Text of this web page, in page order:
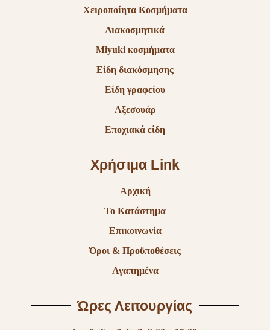
Χειροποίητα Κοσμήματα
Διακοσμητικά
Miyuki κοσμήματα
Είδη διακόσμησης
Είδη γραφείου
Αξεσουάρ
Εποχιακά είδη
Χρήσιμα Link
Αρχική
Το Κατάστημα
Επικοινωνία
Όροι & Προϋποθέσεις
Αγαπημένα
Ώρες Λειτουργίας